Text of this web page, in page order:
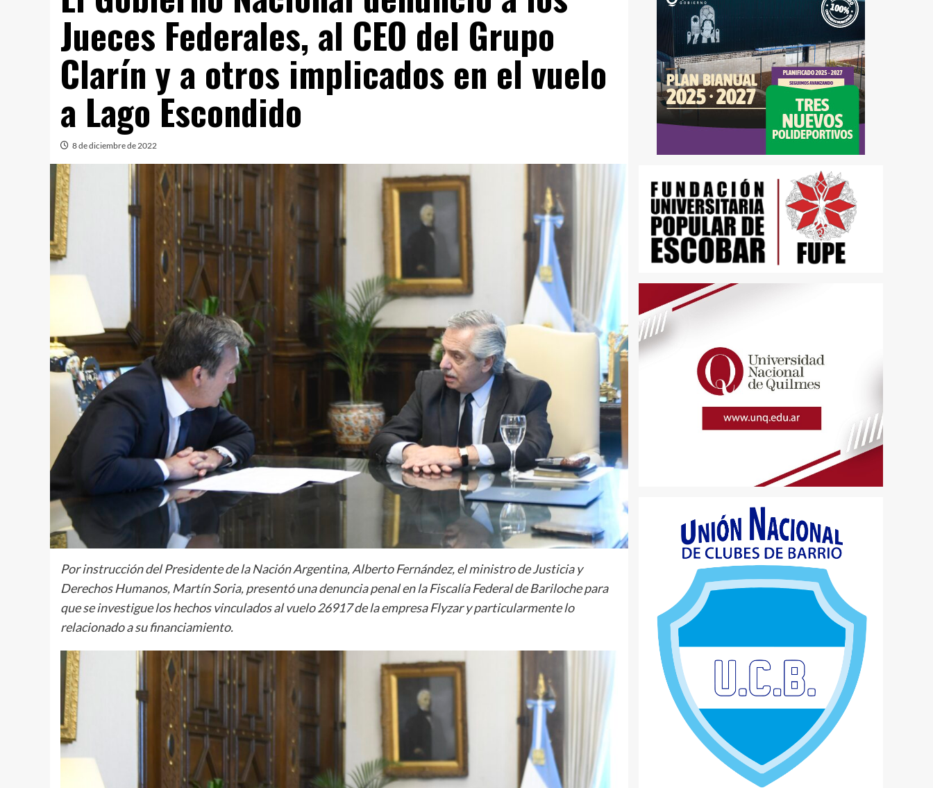
Jueces Federales, al CEO del Grupo
Clarín y a otros implicados en el vuelo
a Lago Escondido
8 de diciembre de 2022
Por instrucción del Presidente de la Nación Argentina, Alberto Fernández, el ministro de Justicia y
Derechos Humanos, Martín Soria, presentó una denuncia penal en la Fiscalía Federal de Bariloche para
que se investigue los hechos vinculados al vuelo 26917 de la empresa Flyzar y particularmente lo
relacionado a su financiamiento.